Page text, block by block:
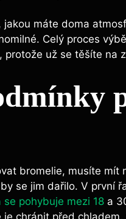
máte doma
Celý proces
protože už se těšíte na
bromelie, musíte
se jim dařilo. V první
pohybuje mezi 18 a
chránit před